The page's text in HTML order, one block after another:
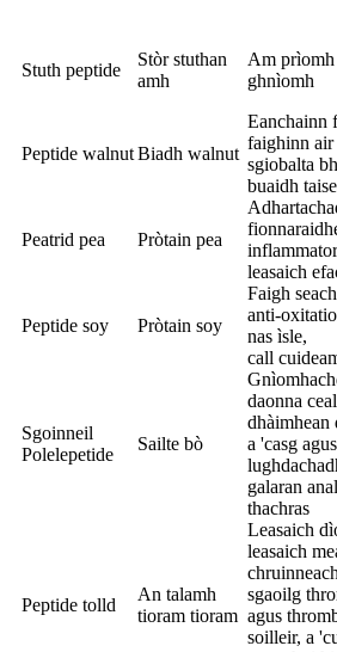
Stuth peptide
Stòr stuthan
amh
Am prìomh
ghnìomh
Peptide walnutBiadh walnut
Eanchainn
faighinn air
sgiobalta
buaidh
Peatrid pea Pròtain pea
leasaich
Peptide soy Pròtain soy
Faigh
anti-
nas ìsle,
call
Sgoinneil
Polelepetide
Sailte bò
daonna
dhàimhean
a 'casg
galaran
thachras
Peptide tolld
An talamh
tioram tioram
Leasaich
leasaich
sgaoilg
agus
soilleir, a